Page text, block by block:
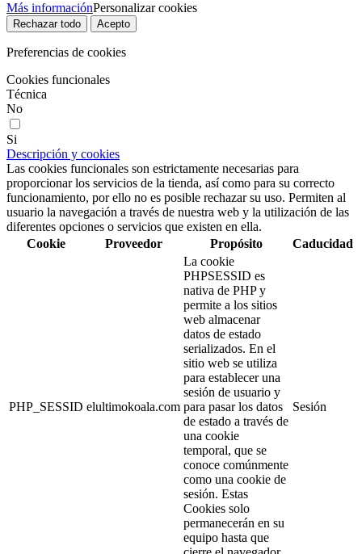
Más informaciónPersonalizar cookies
Rechazar todo Acepto
Preferencias de cookies
Cookies funcionales
Técnica
No
Si
Descripción y cookies
Las cookies funcionales son estrictamente necesarias para
proporcionar los servicios de la tienda, así como para su correcto
funcionamiento, por ello no es posible rechazar su uso. Permiten al
usuario la navegación a través de nuestra web y la utilización de las
diferentes opciones o servicios que existen en ella.
Cookie
Proveedor Propósito Caducidad
PHP_SESSID elultimokoala.com
La cookie
PHPSESSID es
nativa de PHP y
permite a los sitios
web almacenar
datos de estado
serializados. En el
sitio web se utiliza
para establecer una
sesión de usuario y
para pasar los datos
de estado a través de
una cookie
temporal, que se
conoce comúnmente
como una cookie de
sesión. Estas
Cookies solo
permanecerán en su
equipo hasta que
Sesión